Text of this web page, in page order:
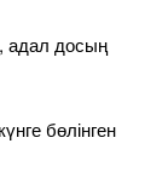
адал досың
бөлінген